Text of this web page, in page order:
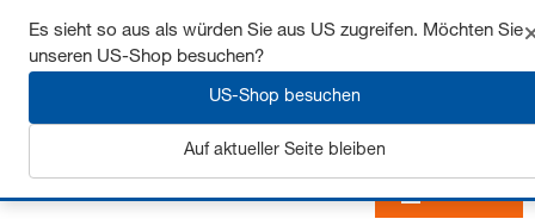
Sichern Sie sich bis zu 7% Rabatt - hier klicken um
mehr zu erfahren
Es sieht so aus als würden Sie aus US zugreifen. Möchten Sie
unseren US-Shop besuchen?
US-Shop besuchen
Auf aktueller Seite bleiben